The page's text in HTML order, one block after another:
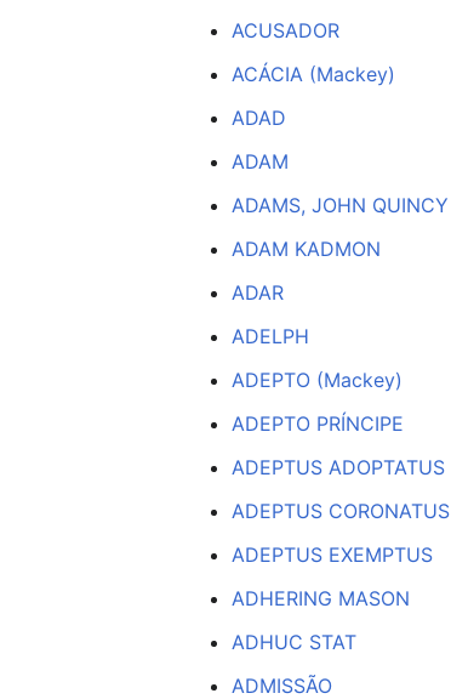
ACUSADOR
ACÁCIA (Mackey)
ADAD
ADAM
ADAMS, JOHN QUINCY
ADAM KADMON
ADAR
ADELPH
ADEPTO (Mackey)
ADEPTO PRÍNCIPE
ADEPTUS ADOPTATUS
ADEPTUS CORONATUS
ADEPTUS EXEMPTUS
ADHERING MASON
ADHUC STAT
ADMISSÃO